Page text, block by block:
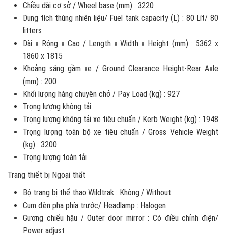
Chiều dài cơ sở / Wheel base (mm) : 3220
Dung tích thùng nhiên liệu/ Fuel tank capacity (L) : 80 Lít/ 80
litters
Dài x Rộng x Cao / Length x Width x Height (mm) : 5362 x
1860 x 1815
Khoảng sáng gầm xe / Ground Clearance Height-Rear Axle
(mm) : 200
Khối lượng hàng chuyên chở / Pay Load (kg) : 927
Trọng lượng không tải
Trọng lượng không tải xe tiêu chuẩn / Kerb Weight (kg) : 1948
Trọng lượng toàn bộ xe tiêu chuẩn / Gross Vehicle Weight
(kg) : 3200
Trọng lượng toàn tải
Trang thiết bị Ngoại thất
Bộ trang bị thể thao Wildtrak : Không / Without
Cụm đèn pha phía trước/ Headlamp : Halogen
Gương chiếu hậu / Outer door mirror : Có điều chỉnh điện/
Power adjust